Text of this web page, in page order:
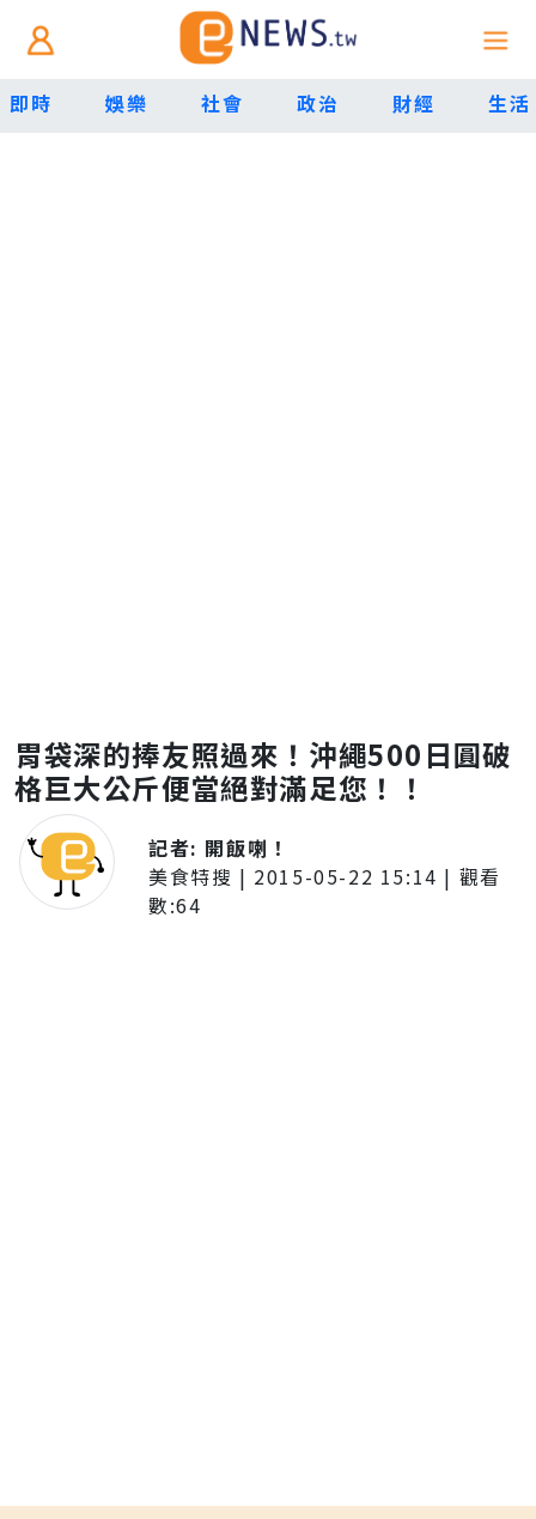
即時 娛樂 社會 政治 財經 生活
胃袋深的捧友照過來！沖繩500日圓破
格巨大公斤便當絕對滿足您！！
記者: 開飯喇！
美食特搜 | 2015-05-22 15:14 | 觀看
數:64